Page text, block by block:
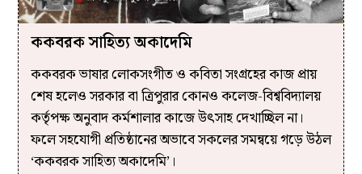
ককবরক সাহিত্য অকাদেমি
ককবরক ভাষার লোকসংগীত ও কবিতা সংগ্রহের কাজ প্রায়
শেষ হলেও সরকার বা ত্রিপুরার কোনও কলেজ-বিশ্ববিদ্যালয়
কর্তৃপক্ষ অনুবাদ কর্মশালার কাজে উৎসাহ দেখাচ্ছিল না।
ফলে সহযোগী প্রতিষ্ঠানের অভাবে সকলের সমন্বয়ে গড়ে উঠল
‘ককবরক সাহিত্য অকাদেমি’।